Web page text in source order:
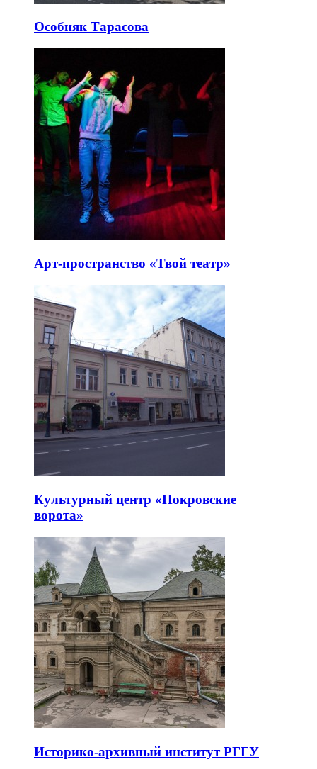
Особняк Тарасова
Арт-пространство «Твой театр»
Культурный центр «Покровские
ворота»
Историко-архивный институт РГГУ